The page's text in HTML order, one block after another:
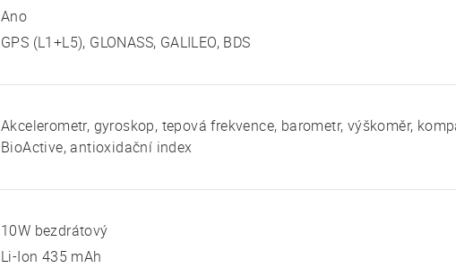
Ano
GPS (L1+L5), GLONASS, GALILEO, BDS
Akcelerometr, gyroskop, tepová frekvence, barometr, výškoměr,
BioActive, antioxidační index
10W bezdrátový
Li-Ion 435 mAh